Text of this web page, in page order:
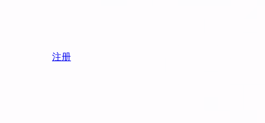
注册